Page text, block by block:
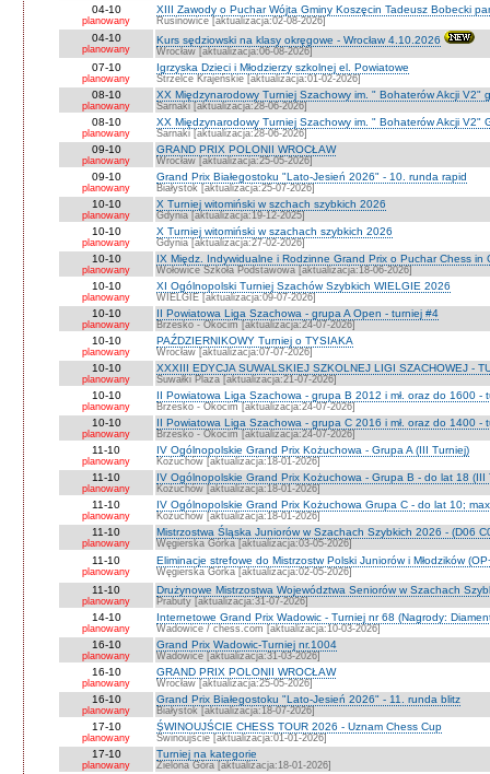
04-10
planowany
XIII Zawody o Puchar Wójta Gminy Koszęcin Tadeusz Bobecki
Rusinowice [aktualizacja:02-08-2026]
04-10
planowany
Kurs sędziowski na klasy okręgowe - Wrocław 4.10.2026
Wrocław [aktualizacja:06-08-2026]
07-10
planowany
Igrzyska Dzieci i Młodzierzy szkolnej el. Powiatowe
Strzelce Krajeńskie [aktualizacja:01-02-2026]
08-10
planowany
XX Międzynarodowy Turniej Szachowy im. " Bohaterów Akcji V2"
Sarnaki [aktualizacja:28-06-2026]
08-10
planowany
XX Międzynarodowy Turniej Szachowy im. " Bohaterów Akcji V2"
Sarnaki [aktualizacja:28-06-2026]
09-10
planowany
GRAND PRIX POLONII WROCŁAW
Wrocław [aktualizacja:25-05-2026]
09-10
planowany
Grand Prix Białegostoku "Lato-Jesień 2026" - 10. runda rapid
Białystok [aktualizacja:25-07-2026]
10-10
planowany
X Turniej witomiński w szchach szybkich 2026
Gdynia [aktualizacja:19-12-2025]
10-10
planowany
X Turniej witomiński w szachach szybkich 2026
Gdynia [aktualizacja:27-02-2026]
10-10
planowany
IX Międz. Indywidualne i Rodzinne Grand Prix o Puchar Chess in
Wołowice Szkoła Podstawowa [aktualizacja:18-06-2026]
10-10
planowany
XI Ogólnopolski Turniej Szachów Szybkich WIELGIE 2026
WIELGIE [aktualizacja:09-07-2026]
10-10
planowany
II Powiatowa Liga Szachowa - grupa A Open - turniej #4
Brzesko - Okocim [aktualizacja:24-07-2026]
10-10
planowany
PAŹDZIERNIKOWY Turniej o TYSIAKA
Wrocław [aktualizacja:07-07-2026]
10-10
planowany
XXXIII EDYCJA SUWALSKIEJ SZKOLNEJ LIGI SZACHOWEJ -
Suwałki Plaza [aktualizacja:21-07-2026]
10-10
planowany
II Powiatowa Liga Szachowa - grupa B 2012 i mł. oraz do 1600 -
Brzesko - Okocim [aktualizacja:24-07-2026]
10-10
planowany
II Powiatowa Liga Szachowa - grupa C 2016 i mł. oraz do 1400 -
Brzesko - Okocim [aktualizacja:24-07-2026]
11-10
planowany
IV Ogólnopolskie Grand Prix Kożuchowa - Grupa A (III Turniej)
Kożuchów [aktualizacja:18-01-2026]
11-10
planowany
IV Ogólnopolskie Grand Prix Kożuchowa - Grupa B - do lat 18 (III
Kożuchów [aktualizacja:18-01-2026]
11-10
planowany
IV Ogólnopolskie Grand Prix Kożuchowa Grupa C - do lat 10;
Kożuchów [aktualizacja:18-01-2026]
11-10
planowany
Mistrzostwa Śląska Juniorów w Szachach Szybkich 2026 - (D06
Węgierska Górka [aktualizacja:03-05-2026]
11-10
planowany
Eliminacje strefowe do Mistrzostw Polski Juniorów i Młodzików
Węgierska Górka [aktualizacja:02-05-2026]
11-10
planowany
Drużynowe Mistrzostwa Województwa Seniorów w Szachach
Prabuty [aktualizacja:31-07-2026]
14-10
planowany
Internetowe Grand Prix Wadowic - Turniej nr 68 (Nagrody:
Wadowice / chess.com [aktualizacja:10-03-2026]
16-10
planowany
Grand Prix Wadowic-Turniej nr.1004
Wadowice [aktualizacja:31-03-2026]
16-10
planowany
GRAND PRIX POLONII WROCŁAW
Wrocław [aktualizacja:25-05-2026]
16-10
planowany
Grand Prix Białegostoku "Lato-Jesień 2026" - 11. runda blitz
Białystok [aktualizacja:18-07-2026]
17-10
planowany
ŚWINOUJŚCIE CHESS TOUR 2026 - Uznam Chess Cup
Świnoujście [aktualizacja:01-01-2026]
17-10
planowany
Turniej na kategorie
Zielona Góra [aktualizacja:18-01-2026]